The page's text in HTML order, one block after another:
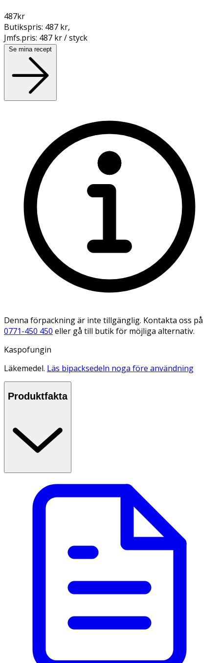
487kr
Butikspris: 487 kr,
Jmfs.pris: 487 kr / styck
Se mina recept
Denna förpackning är inte tillgänglig. Kontakta oss på
0771-450 450 eller gå till butik för möjliga alternativ.
Kaspofungin
Läkemedel. Läs bipacksedeln noga före användning
Produktfakta